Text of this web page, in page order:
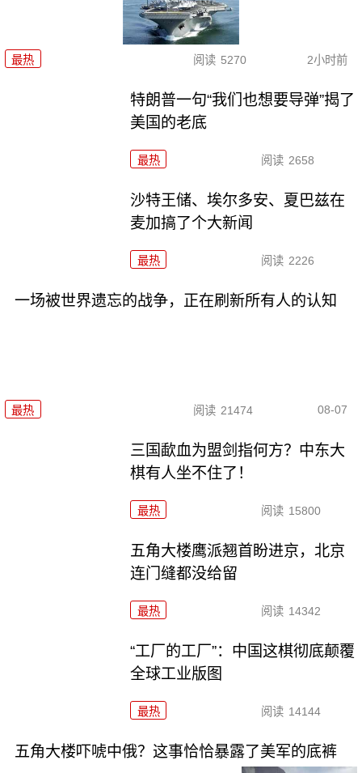
最热 阅读 5270 2小时前
特朗普一句“我们也想要导弹”揭了
美国的老底
最热 阅读 2658
沙特王储、埃尔多安、夏巴兹在
麦加搞了个大新闻
最热 阅读 2226
一场被世界遗忘的战争，正在刷新所有人的认知
最热 阅读 21474 08-07
三国歃血为盟剑指何方？中东大
棋有人坐不住了！
最热 阅读 15800
五角大楼鹰派翘首盼进京，北京
连门缝都没给留
最热 阅读 14342
“工厂的工厂”：中国这棋彻底颠覆
全球工业版图
最热 阅读 14144
五角大楼吓唬中俄？这事恰恰暴露了美军的底裤